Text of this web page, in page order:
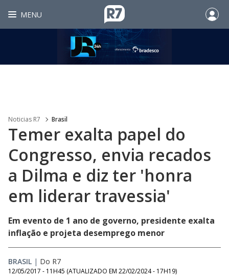
MENU
Noticias R7 Brasil
Temer exalta papel do
Congresso, envia recados
a Dilma e diz ter 'honra
em liderar travessia'
Em evento de 1 ano de governo, presidente exalta
inflação e projeta desemprego menor
BRASIL | Do R7
12/05/2017 - 11H45 (ATUALIZADO EM 22/02/2024 - 17H19)